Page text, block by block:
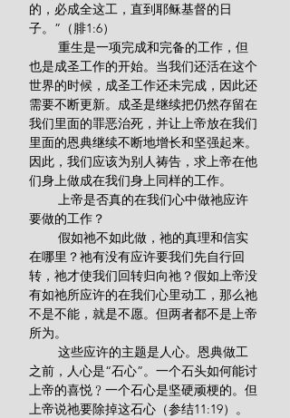
的，必成全这工，直到耶稣基督的日
子。”（腓1:6）
也是成圣工作的开始。当我们还活在这个
世界的时候，成圣工作还未完成，因此还
需要不断更新。成圣是继续把仍然存留在
我们里面的罪恶治死，并让上帝放在我们
里面的恩典继续不断地增长和坚强起来。
因此，我们应该为别人祷告，求上帝在他
们身上做成在我们身上同样的工作。
要做的工作？
在哪里？祂有没有应许要我们先自行回
转，祂才使我们回转归向祂？假如上帝没
有如祂所应许的在我们心里动工，那么祂
不是不能，就是不愿。但两者都不是上帝
所为。
之前，人心是“石心”。一个石头如何能讨
上帝的喜悦﹖一个石心是坚硬顽梗的。但
上帝说祂要除掉这石心（参结11:19）。